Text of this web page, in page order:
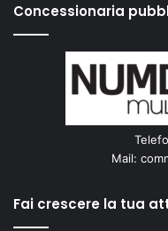
Concessionaria
Mail:
Fai crescere la tua